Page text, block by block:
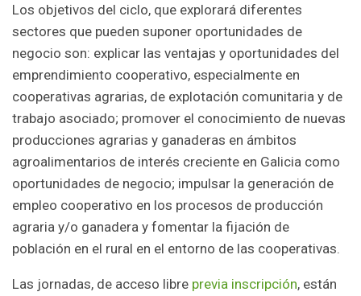
Los objetivos del ciclo, que explorará diferentes
sectores que pueden suponer oportunidades de
negocio son: explicar las ventajas y oportunidades del
emprendimiento cooperativo, especialmente en
cooperativas agrarias, de explotación comunitaria y de
trabajo asociado; promover el conocimiento de nuevas
producciones agrarias y ganaderas en ámbitos
agroalimentarios de interés creciente en Galicia como
oportunidades de negocio; impulsar la generación de
empleo cooperativo en los procesos de producción
agraria y/o ganadera y fomentar la fijación de
población en el rural en el entorno de las cooperativas.
Las jornadas, de acceso libre previa inscripción, están